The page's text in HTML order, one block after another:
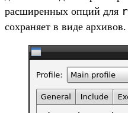
расширенных опций для
сохраняет в виде архивов.